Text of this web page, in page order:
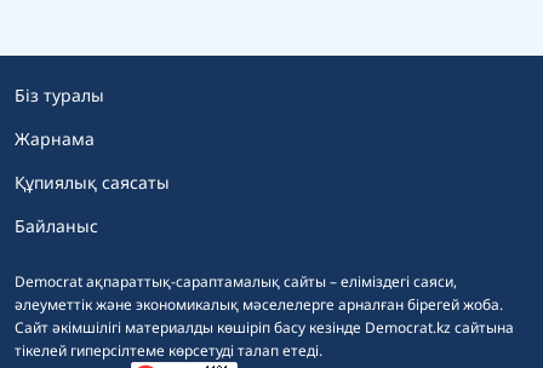
Democrat ақпараттық-сараптамалық сайты – еліміздегі саяси,
әлеуметтік және экономикалық мәселелерге арналған бірегей жоба.
Сайт әкімшілігі материалды көшіріп басу кезінде Democrat.kz сайтына
тікелей гиперсілтеме көрсетуді талап етеді.
Біз туралы
Жарнама
Құпиялық саясаты
Байланыс